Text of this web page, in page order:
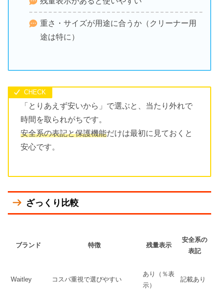
重さ・サイズが用途に合うか（クリーナー用
途は特に）
「とりあえず安いから」で選ぶと、当たり外れで
時間を取られがちです。
安全系の表記と保護機能だけは最初に見ておくと
安心です。
ざっくり比較
ブランド 特徴 残量表示
安全系の
表記
Waitley コスパ重視で選びやすい
あり（％表
示）
記載あり